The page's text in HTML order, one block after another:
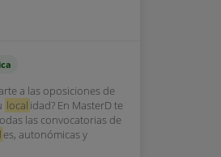
a las oposiciones de
local idad? En MasterD te
las convocatorias de
es, autonómicas y